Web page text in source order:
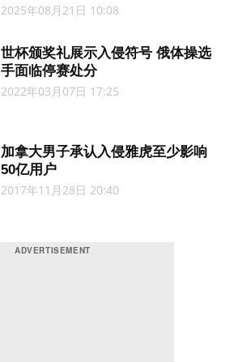
2025年08月21日 10:08
世杯颁奖礼展示入侵符号 俄体操选
手面临停赛处分
2022年03月07日 17:25
加拿大男子承认入侵雅虎至少影响
50亿用户
2017年11月28日 20:40